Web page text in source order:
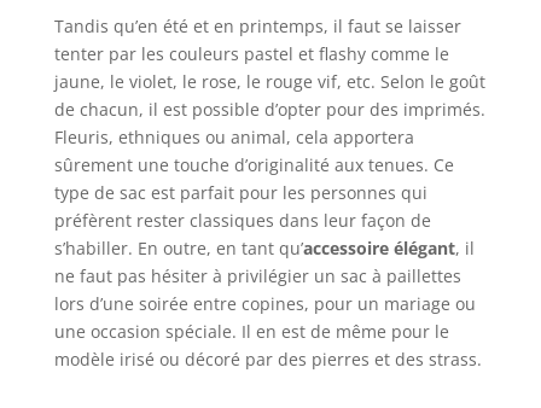
Tandis qu’en été et en printemps, il faut se laisser
tenter par les couleurs pastel et flashy comme le
jaune, le violet, le rose, le rouge vif, etc. Selon le goût
de chacun, il est possible d’opter pour des imprimés.
Fleuris, ethniques ou animal, cela apportera
sûrement une touche d’originalité aux tenues. Ce
type de sac est parfait pour les personnes qui
préfèrent rester classiques dans leur façon de
s’habiller. En outre, en tant qu’accessoire élégant, il
ne faut pas hésiter à privilégier un sac à paillettes
lors d’une soirée entre copines, pour un mariage ou
une occasion spéciale. Il en est de même pour le
modèle irisé ou décoré par des pierres et des strass.